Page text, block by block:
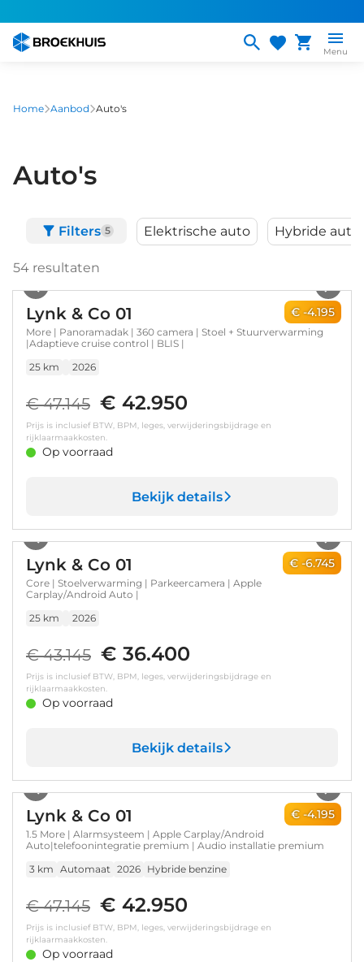
naar
gaan
Menu
Home Aanbod Auto's
Auto's
Filters 5 Elektrische auto Hybride auto
54 resultaten
€ -4.195
Lynk & Co 01
More | Panoramadak | 360 camera | Stoel + Stuurverwarming
|Adaptieve cruise control | BLIS |
25 km
2026
€ 47.145 € 42.950
Prijs is inclusief BTW, BPM, leges, verwijderingsbijdrage en
rijklaarmaakkosten.
Op voorraad
Bekijk details
€ -6.745
Lynk & Co 01
Core | Stoelverwarming | Parkeercamera | Apple
Carplay/Android Auto |
25 km
2026
€ 43.145 € 36.400
Prijs is inclusief BTW, BPM, leges, verwijderingsbijdrage en
rijklaarmaakkosten.
Op voorraad
Bekijk details
€ -4.195
Lynk & Co 01
1.5 More | Alarmsysteem | Apple Carplay/Android
Auto|telefoonintegratie premium | Audio installatie premium
3 km Automaat 2026 Hybride benzine
€ 47.145 € 42.950
Prijs is inclusief BTW, BPM, leges, verwijderingsbijdrage en
rijklaarmaakkosten.
Op voorraad